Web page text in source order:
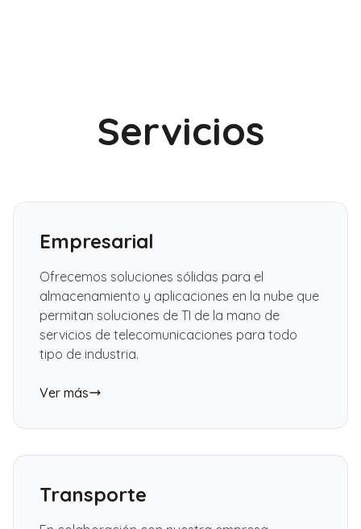
Servicios
Empresarial
Ofrecemos soluciones sólidas para el
almacenamiento y aplicaciones en la nube que
permitan soluciones de TI de la mano de
servicios de telecomunicaciones para todo
tipo de industria.
Ver más
Transporte